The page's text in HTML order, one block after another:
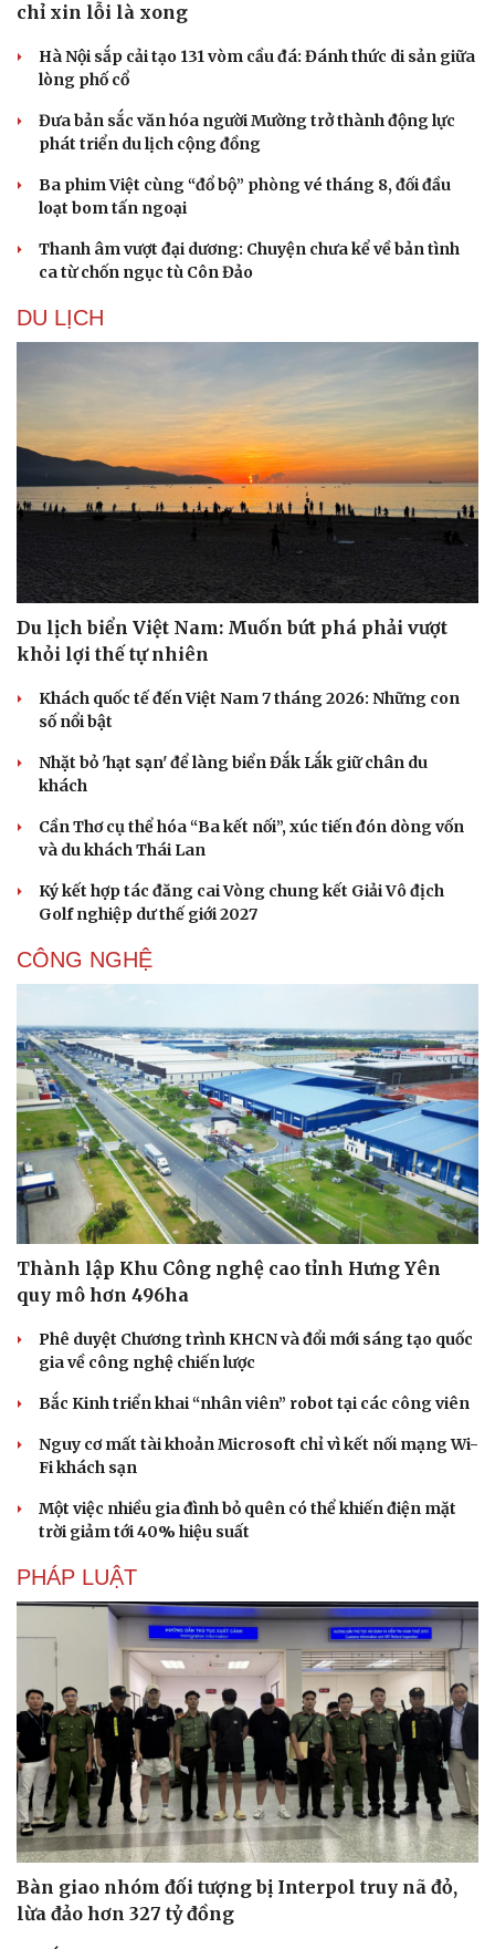
Văn hóa
Sân khấu - Điện ảnh
Âm nhạc
Di sản
Giải trí
Sao Việt
chỉ xin lỗi là xong
Hà Nội sắp cải tạo 131 vòm cầu đá: Đánh thức di sản giữa
lòng phố cổ
Đưa bản sắc văn hóa người Mường trở thành động lực
phát triển du lịch cộng đồng
Ba phim Việt cùng “đổ bộ” phòng vé tháng 8, đối đầu
loạt bom tấn ngoại
Thanh âm vượt đại dương: Chuyện chưa kể về bản tình
ca từ chốn ngục tù Côn Đảo
DU LỊCH
Du lịch biển Việt Nam: Muốn bứt phá phải vượt
khỏi lợi thế tự nhiên
Khách quốc tế đến Việt Nam 7 tháng 2026: Những con
số nổi bật
Nhặt bỏ 'hạt sạn' để làng biển Đắk Lắk giữ chân du
khách
Cần Thơ cụ thể hóa “Ba kết nối”, xúc tiến đón dòng vốn
và du khách Thái Lan
Ký kết hợp tác đăng cai Vòng chung kết Giải Vô địch
Golf nghiệp dư thế giới 2027
CÔNG NGHỆ
Thành lập Khu Công nghệ cao tỉnh Hưng Yên
quy mô hơn 496ha
Phê duyệt Chương trình KHCN và đổi mới sáng tạo quốc
gia về công nghệ chiến lược
Bắc Kinh triển khai “nhân viên” robot tại các công viên
Nguy cơ mất tài khoản Microsoft chỉ vì kết nối mạng Wi-
Fi khách sạn
Một việc nhiều gia đình bỏ quên có thể khiến điện mặt
trời giảm tới 40% hiệu suất
PHÁP LUẬT
Bàn giao nhóm đối tượng bị Interpol truy nã đỏ,
lừa đảo hơn 327 tỷ đồng